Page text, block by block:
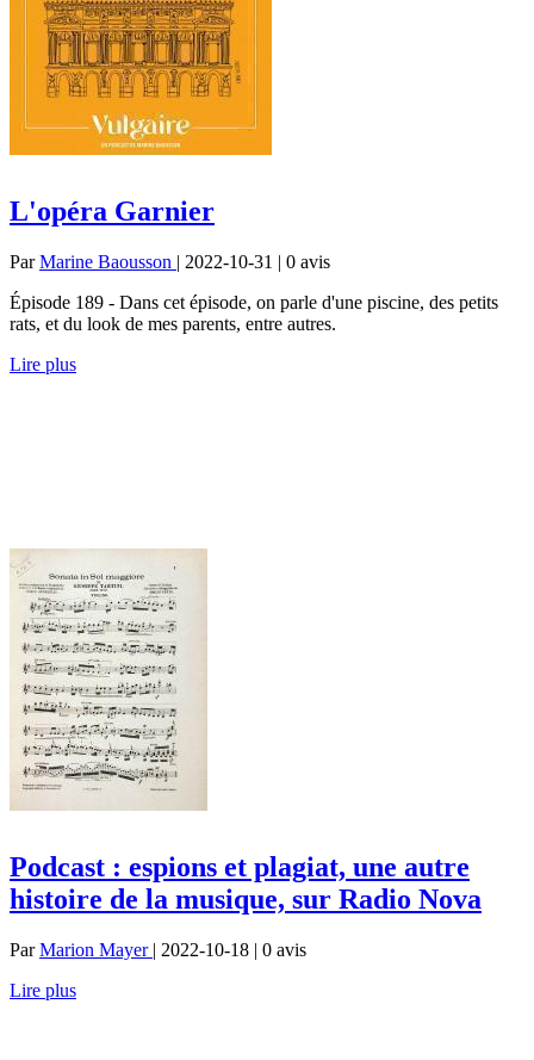
L'opéra Garnier
ParMarine Baousson | 2022-10-31 | 0 avis
Épisode 189 - Dans cet épisode, on parle d'une piscine, des petits
rats, et du look de mes parents, entre autres.
Lire plus
Podcast : espions et plagiat, une autre
histoire de la musique, sur Radio Nova
ParMarion Mayer | 2022-10-18 | 0 avis
Lire plus